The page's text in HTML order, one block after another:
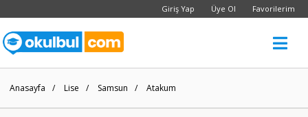
Giriş Yap Üye Ol Favorilerim
Anasayfa / Lise / Samsun / Atakum